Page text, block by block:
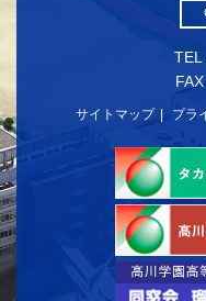
TEL
サイトマップ プラ